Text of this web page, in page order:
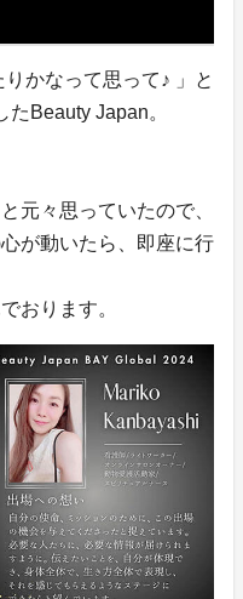
かなって思って♪ 」と
Beauty Japan。
と元々思っていたので、
が動いたら、即座に行
おります。